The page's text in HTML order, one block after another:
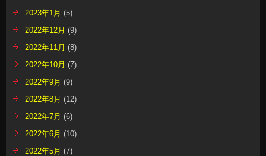
2023年1月 (5)
2022年12月 (9)
2022年11月 (8)
2022年10月 (7)
2022年9月 (9)
2022年8月 (12)
2022年7月 (6)
2022年6月 (10)
2022年5月 (7)